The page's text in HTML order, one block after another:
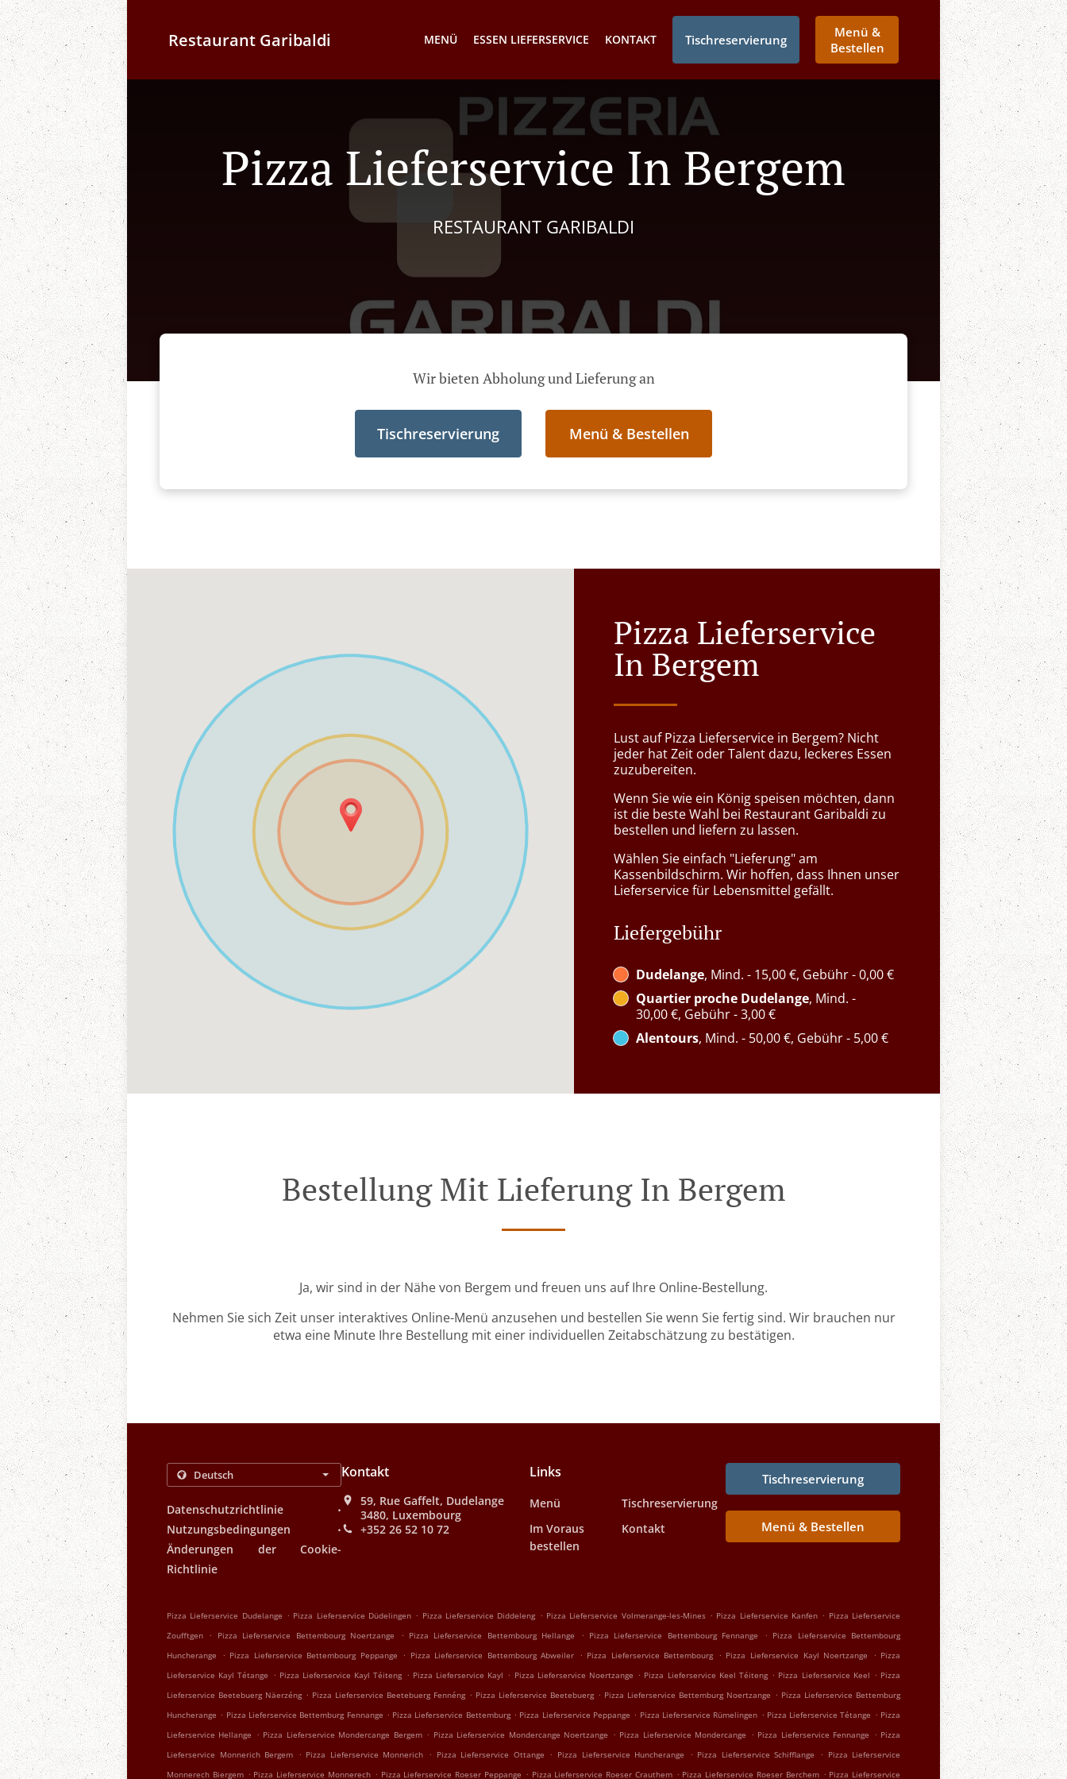
Restaurant Garibaldi MENÜ ESSEN LIEFERSERVICE KONTAKT Tischreservierung
Menü &
Bestellen
Pizza Lieferservice In Bergem
RESTAURANT GARIBALDI
Wir bieten Abholung und Lieferung an
Tischreservierung Menü & Bestellen
Pizza Lieferservice
In Bergem
Lust auf Pizza Lieferservice in Bergem? Nicht
jeder hat Zeit oder Talent dazu, leckeres Essen
zuzubereiten.
Wenn Sie wie ein König speisen möchten, dann
ist die beste Wahl bei Restaurant Garibaldi zu
bestellen und liefern zu lassen.
Wählen Sie einfach "Lieferung" am
Kassenbildschirm. Wir hoffen, dass Ihnen unser
Lieferservice für Lebensmittel gefällt.
Liefergebühr
Dudelange, Mind. - 15,00 €, Gebühr - 0,00 €
Quartier proche Dudelange, Mind. -
30,00 €, Gebühr - 3,00 €
Alentours, Mind. - 50,00 €, Gebühr - 5,00 €
Bestellung Mit Lieferung In Bergem
Ja, wir sind in der Nähe von Bergem und freuen uns auf Ihre Online-Bestellung.
Nehmen Sie sich Zeit unser interaktives Online-Menü anzusehen und bestellen Sie wenn Sie fertig sind. Wir brauchen nur
etwa eine Minute Ihre Bestellung mit einer individuellen Zeitabschätzung zu bestätigen.
Datenschutzrichtlinie .
Nutzungsbedingungen .
Änderungen der Cookie-
Richtlinie
Kontakt
59, Rue Gaffelt, Dudelange
3480, Luxembourg
+352 26 52 10 72
Links
Menü
Tischreservierung
Im Voraus
bestellen
Kontakt
Tischreservierung
Menü & Bestellen
Pizza Lieferservice Dudelange . Pizza Lieferservice Düdelingen . Pizza Lieferservice Diddeleng . Pizza Lieferservice Volmerange-les-Mines . Pizza Lieferservice Kanfen . Pizza Lieferservice
Zoufftgen
. Pizza Lieferservice Bettembourg Noertzange . Pizza Lieferservice Bettembourg Hellange . Pizza Lieferservice Bettembourg Fennange . Pizza Lieferservice Bettembourg
Huncherange
. Pizza Lieferservice Bettembourg Peppange . Pizza Lieferservice Bettembourg Abweiler . Pizza Lieferservice Bettembourg . Pizza Lieferservice Kayl Noertzange . Pizza
Lieferservice Kayl Tétange . Pizza Lieferservice Kayl Téiteng . Pizza Lieferservice Kayl . Pizza Lieferservice Noertzange . Pizza Lieferservice Keel Téiteng . Pizza Lieferservice Keel . Pizza
Lieferservice Beetebuerg Näerzéng . Pizza Lieferservice Beetebuerg Fennéng . Pizza Lieferservice Beetebuerg . Pizza Lieferservice Bettemburg Noertzange . Pizza Lieferservice Bettemburg
Huncherange . Pizza Lieferservice Bettemburg Fennange . Pizza Lieferservice Bettemburg . Pizza Lieferservice Peppange . Pizza Lieferservice Rümelingen . Pizza Lieferservice Tétange . Pizza
Lieferservice Hellange . Pizza Lieferservice Mondercange Bergem . Pizza Lieferservice Mondercange Noertzange . Pizza Lieferservice Mondercange . Pizza Lieferservice Fennange . Pizza
Lieferservice Monnerich Bergem . Pizza Lieferservice Monnerich . Pizza Lieferservice Ottange . Pizza Lieferservice Huncherange . Pizza Lieferservice Schifflange . Pizza Lieferservice
Monnerech Biergem . Pizza Lieferservice Monnerech . Pizza Lieferservice Roeser Peppange . Pizza Lieferservice Roeser Crauthem . Pizza Lieferservice Roeser Berchem . Pizza Lieferservice